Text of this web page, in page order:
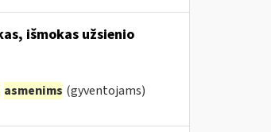
išmokas užsienio
asmenims (gyventojams)